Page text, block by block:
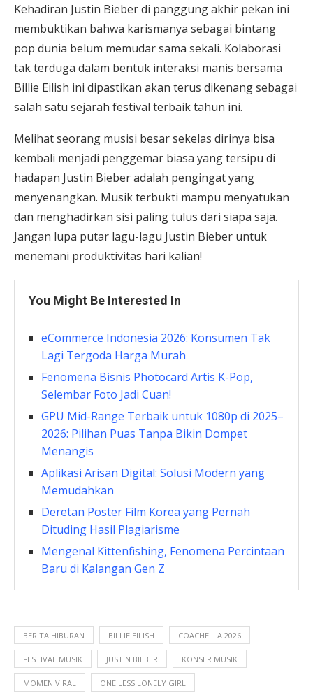
Kehadiran Justin Bieber di panggung akhir pekan ini
membuktikan bahwa karismanya sebagai bintang
pop dunia belum memudar sama sekali. Kolaborasi
tak terduga dalam bentuk interaksi manis bersama
Billie Eilish ini dipastikan akan terus dikenang sebagai
salah satu sejarah festival terbaik tahun ini.
Melihat seorang musisi besar sekelas dirinya bisa
kembali menjadi penggemar biasa yang tersipu di
hadapan Justin Bieber adalah pengingat yang
menyenangkan. Musik terbukti mampu menyatukan
dan menghadirkan sisi paling tulus dari siapa saja.
Jangan lupa putar lagu-lagu Justin Bieber untuk
menemani produktivitas hari kalian!
You Might Be Interested In
eCommerce Indonesia 2026: Konsumen Tak
Lagi Tergoda Harga Murah
Fenomena Bisnis Photocard Artis K-Pop,
Selembar Foto Jadi Cuan!
GPU Mid-Range Terbaik untuk 1080p di 2025–
2026: Pilihan Puas Tanpa Bikin Dompet
Menangis
Aplikasi Arisan Digital: Solusi Modern yang
Memudahkan
Deretan Poster Film Korea yang Pernah
Dituding Hasil Plagiarisme
Mengenal Kittenfishing, Fenomena Percintaan
Baru di Kalangan Gen Z
BERITA HIBURAN BILLIE EILISH COACHELLA 2026
FESTIVAL MUSIK JUSTIN BIEBER KONSER MUSIK
MOMEN VIRAL ONE LESS LONELY GIRL